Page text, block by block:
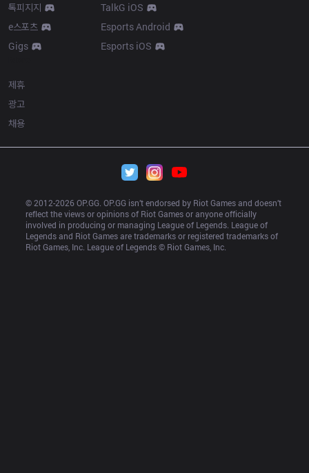
톡피지지
e스포츠
Gigs
TalkG iOS
Esports Android
Esports iOS
제휴
광고
채용
© 2012-2026 OP.GG. OP.GG isn’t endorsed by Riot Games and doesn’t
reflect the views or opinions of Riot Games or anyone officially
involved in producing or managing League of Legends. League of
Legends and Riot Games are trademarks or registered trademarks of
Riot Games, Inc. League of Legends © Riot Games, Inc.